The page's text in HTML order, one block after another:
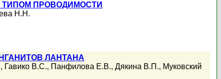
ПРОВОДИМОСТИ
Н.Н.
ЛАНТАНА
, Гавико В.С., Панфилова Е.В., Дякина В.П., Муковский